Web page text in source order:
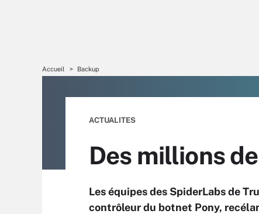
Accueil Backup
ACTUALITES
Des millions
Les équipes des SpiderLabs de
contrôleur du botnet Pony,